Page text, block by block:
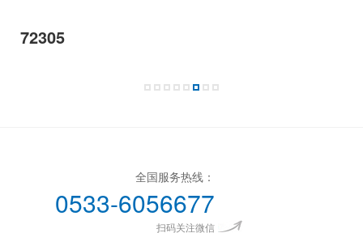
72305
全国服务热线：
0533-6056677
扫码关注微信